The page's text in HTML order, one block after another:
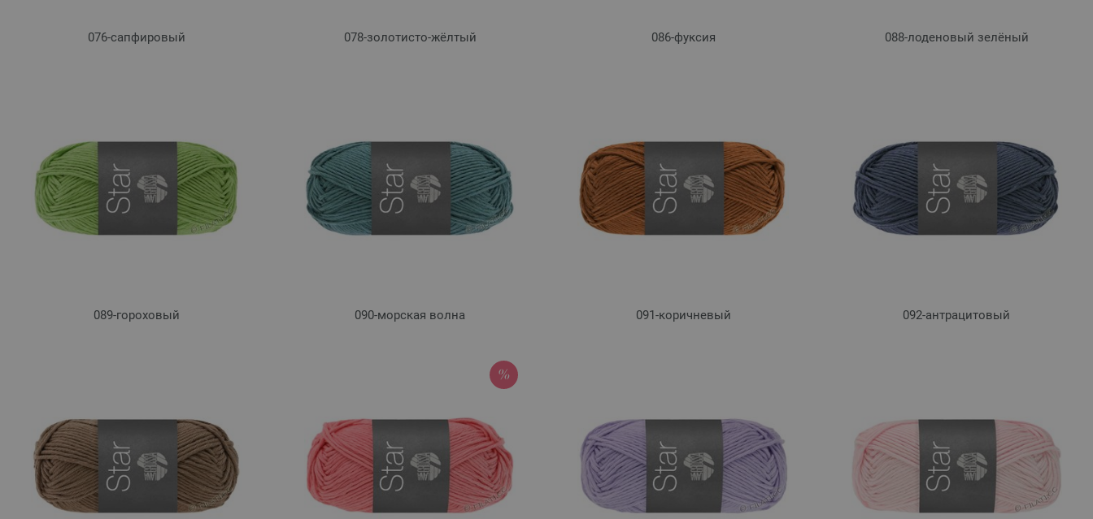
076-сапфировый 078-золотисто-жёлтый 086-фуксия 088-лоденовый зелёный
089-гороховый 090-морская волна 091-коричневый 092-антрацитовый